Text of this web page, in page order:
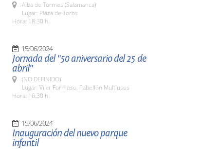
Alba de Tormes (Salamanca)
Lugar: Plaza de Toros
Hora: 18:30 h.
15/06/2024
Jornada del "50 aniversario del 25 de
abril"
(NO DEFINIDO)
Lugar: Vilar Formoso. Pabellón Multiusos
Hora: 16:30 h.
15/06/2024
Inauguración del nuevo parque
infantil